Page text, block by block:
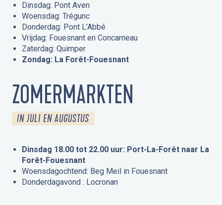
Dinsdag: Pont Aven
Woensdag: Trégunc
Donderdag: Pont L’Abbé
Vrijdag: Fouesnant en Concarneau
Zaterdag: Quimper
Zondag: La Forêt-Fouesnant
ZOMERMARKTEN
IN JULI EN AUGUSTUS
Dinsdag 18.00 tot 22.00 uur: Port-La-Forêt naar La
Forêt-Fouesnant
Woensdagochtend: Beg Meil in Fouesnant
Donderdagavond : Locronan